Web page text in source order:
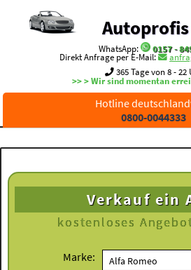
WhatsApp:
0157 -
Direkt Anfrage per E-Mail:
365 Tage von 8 - 22
>> > Wir sind momentan
Hotline
0800-0044333
Verkauf ein
kostenloses
Marke: